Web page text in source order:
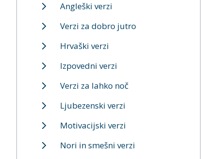
Angleški verzi
Verzi za dobro jutro
Hrvaški verzi
Izpovedni verzi
Verzi za lahko noč
Ljubezenski verzi
Motivacijski verzi
Nori in smešni verzi